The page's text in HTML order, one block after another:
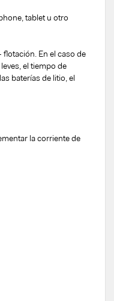
tablet u otro
En el caso de
el tiempo de
baterías de litio, el
la corriente de